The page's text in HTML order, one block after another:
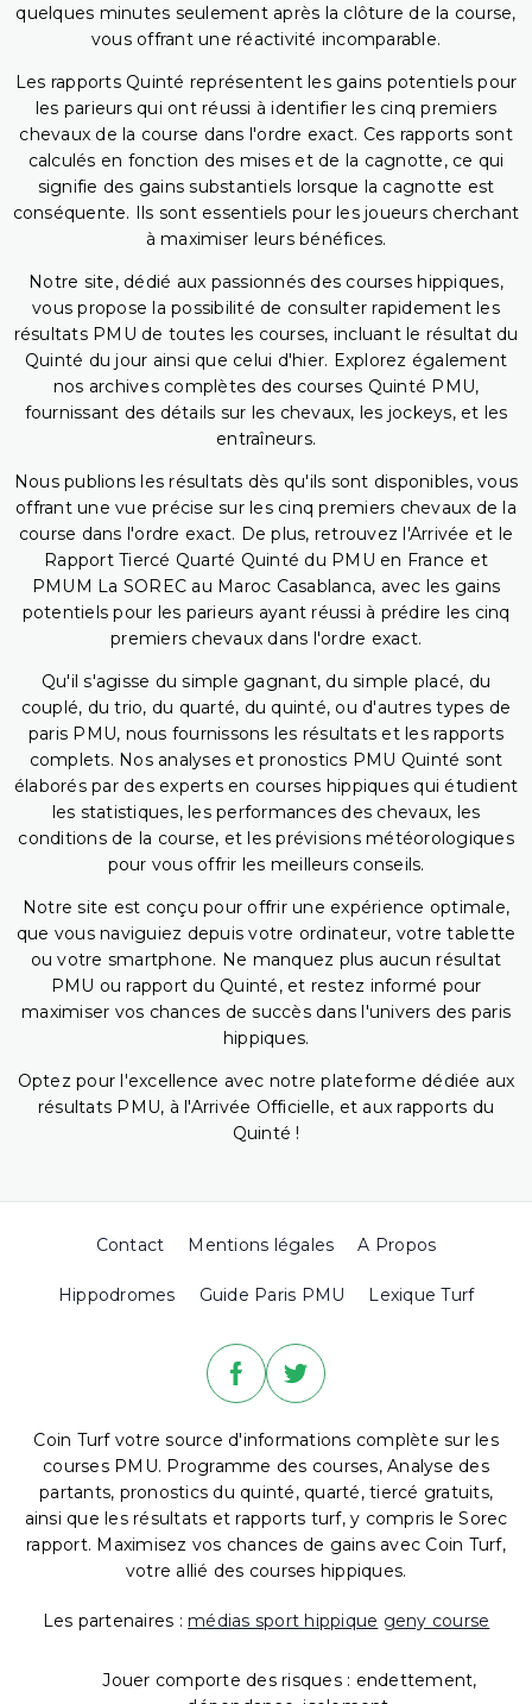
quelques minutes seulement après la clôture de la course,
vous offrant une réactivité incomparable.
Les rapports Quinté représentent les gains potentiels pour
les parieurs qui ont réussi à identifier les cinq premiers
chevaux de la course dans l'ordre exact. Ces rapports sont
calculés en fonction des mises et de la cagnotte, ce qui
signifie des gains substantiels lorsque la cagnotte est
conséquente. Ils sont essentiels pour les joueurs cherchant
à maximiser leurs bénéfices.
Notre site, dédié aux passionnés des courses hippiques,
vous propose la possibilité de consulter rapidement les
résultats PMU de toutes les courses, incluant le résultat du
Quinté du jour ainsi que celui d'hier. Explorez également
nos archives complètes des courses Quinté PMU,
fournissant des détails sur les chevaux, les jockeys, et les
entraîneurs.
Nous publions les résultats dès qu'ils sont disponibles, vous
offrant une vue précise sur les cinq premiers chevaux de la
course dans l'ordre exact. De plus, retrouvez l'Arrivée et le
Rapport Tiercé Quarté Quinté du PMU en France et
PMUM La SOREC au Maroc Casablanca, avec les gains
potentiels pour les parieurs ayant réussi à prédire les cinq
premiers chevaux dans l'ordre exact.
Qu'il s'agisse du simple gagnant, du simple placé, du
couplé, du trio, du quarté, du quinté, ou d'autres types de
paris PMU, nous fournissons les résultats et les rapports
complets. Nos analyses et pronostics PMU Quinté sont
élaborés par des experts en courses hippiques qui étudient
les statistiques, les performances des chevaux, les
conditions de la course, et les prévisions météorologiques
pour vous offrir les meilleurs conseils.
Notre site est conçu pour offrir une expérience optimale,
que vous naviguiez depuis votre ordinateur, votre tablette
ou votre smartphone. Ne manquez plus aucun résultat
PMU ou rapport du Quinté, et restez informé pour
maximiser vos chances de succès dans l'univers des paris
hippiques.
Optez pour l'excellence avec notre plateforme dédiée aux
résultats PMU, à l'Arrivée Officielle, et aux rapports du
Quinté !
Contact Mentions légales A Propos
Hippodromes Guide Paris PMU Lexique Turf
Coin Turf votre source d'informations complète sur les
courses PMU. Programme des courses, Analyse des
partants, pronostics du quinté, quarté, tiercé gratuits,
ainsi que les résultats et rapports turf, y compris le Sorec
rapport. Maximisez vos chances de gains avec Coin Turf,
votre allié des courses hippiques.
Les partenaires : médias sport hippique geny course
Jouer comporte des risques : endettement,